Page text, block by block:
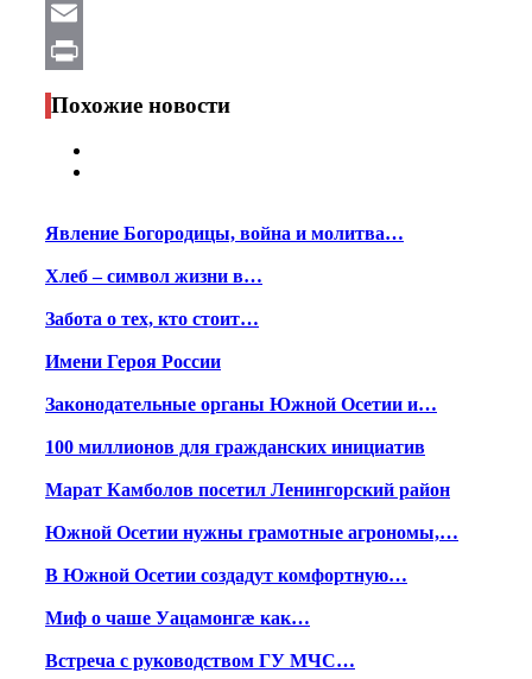
WhatsApp
Email
Print
Похожие новости
Явление Богородицы, война и молитва…
Хлеб – символ жизни в…
Забота о тех, кто стоит…
Имени Героя России
Законодательные органы Южной Осетии и…
100 миллионов для гражданских инициатив
Марат Камболов посетил Ленингорский район
Южной Осетии нужны грамотные агрономы,…
В Южной Осетии создадут комфортную…
Миф о чаше Уацамонгæ как…
Встреча с руководством ГУ МЧС…